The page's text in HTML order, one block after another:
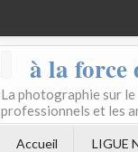
à la force
La photographie sur
professionnels et les
Accueil LIGUE